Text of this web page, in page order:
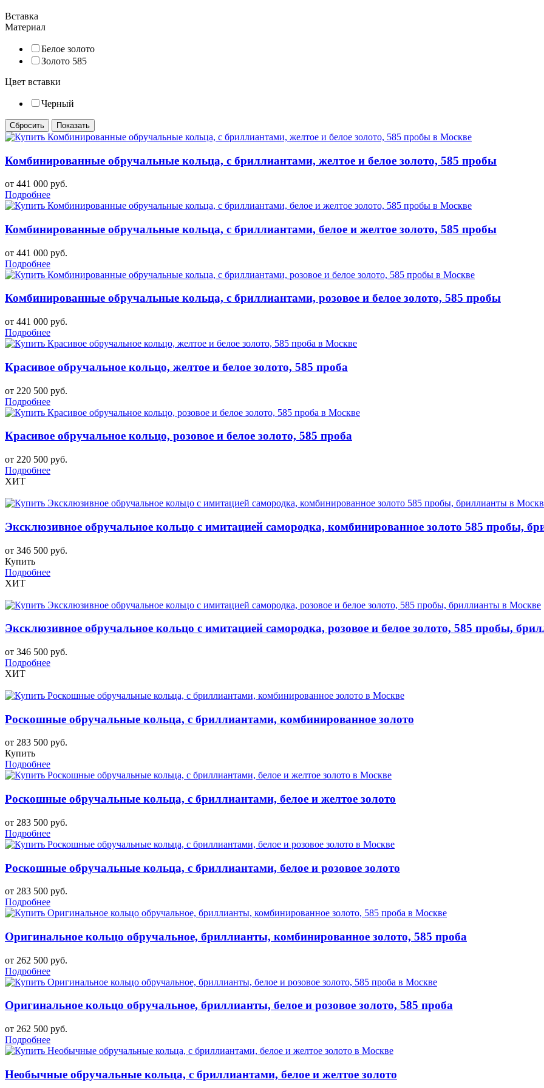
Вставка
Материал
Белое золото
Золото 585
Цвет вставки
Черный
Комбинированные обручальные кольца, с бриллиантами, желтое и белое золото, 585 пробы
от 441 000 руб.
Подробнее
Комбинированные обручальные кольца, с бриллиантами, белое и желтое золото, 585 пробы
от 441 000 руб.
Подробнее
Комбинированные обручальные кольца, с бриллиантами, розовое и белое золото, 585 пробы
от 441 000 руб.
Подробнее
Красивое обручальное кольцо, желтое и белое золото, 585 проба
от 220 500 руб.
Подробнее
Красивое обручальное кольцо, розовое и белое золото, 585 проба
от 220 500 руб.
Подробнее
ХИТ
Эксклюзивное обручальное кольцо с имитацией самородка, комбинированное золото 585 пробы,
от 346 500 руб.
Купить
Подробнее
ХИТ
Эксклюзивное обручальное кольцо с имитацией самородка, розовое и белое золото, 585 пробы,
от 346 500 руб.
Подробнее
ХИТ
Роскошные обручальные кольца, с бриллиантами, комбинированное золото
от 283 500 руб.
Купить
Подробнее
Роскошные обручальные кольца, с бриллиантами, белое и желтое золото
от 283 500 руб.
Подробнее
Роскошные обручальные кольца, с бриллиантами, белое и розовое золото
от 283 500 руб.
Подробнее
Оригинальное кольцо обручальное, бриллианты, комбинированное золото, 585 проба
от 262 500 руб.
Подробнее
Оригинальное кольцо обручальное, бриллианты, белое и розовое золото, 585 проба
от 262 500 руб.
Подробнее
Необычные обручальные кольца, с бриллиантами, белое и желтое золото